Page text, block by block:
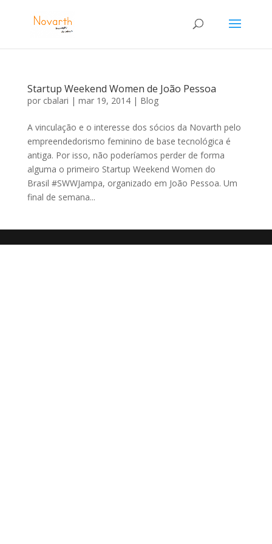
Startup Weekend Women de João Pessoa
por cbalari | mar 19, 2014| Blog
A vinculação e o interesse dos sócios da Novarth pelo
empreendedorismo feminino de base tecnológica é
antiga. Por isso, não poderíamos perder de forma
alguma o primeiro Startup Weekend Women do
Brasil #SWWJampa, organizado em João Pessoa. Um
final de semana...